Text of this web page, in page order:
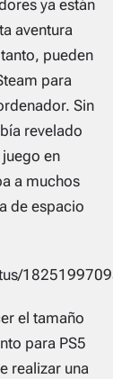
ya están
aventura
pueden
para
Sin
revelado
en
a muchos
de espacio
el tamaño
para PS5
realizar una